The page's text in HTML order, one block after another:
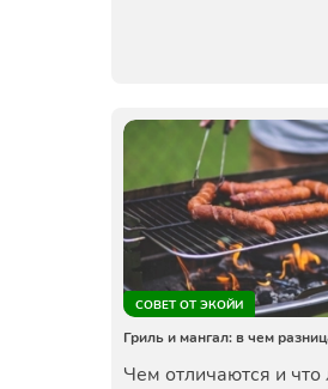
СОВЕТ ОТ ЭКОЙИ
Гриль и мангал: в чем
Чем отличаются и